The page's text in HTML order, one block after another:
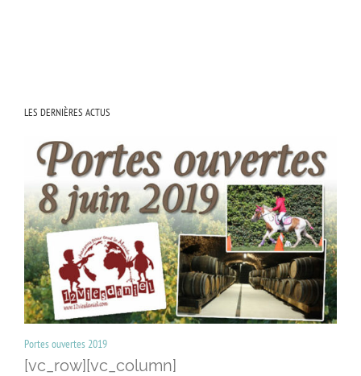
LES DERNIÈRES ACTUS
Portes ouvertes 2019
[vc_row][vc_column]